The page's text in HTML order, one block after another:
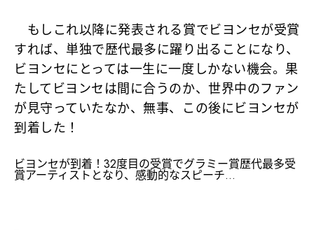
もしこれ以降に発表される賞でビヨンセが受賞
すれば、単独で歴代最多に躍り出ることになり、
ビヨンセにとっては一生に一度しかない機会。果
たしてビヨンセは間に合うのか、世界中のファン
が見守っていたなか、無事、この後にビヨンセが
到着した！
ビヨンセが到着！32度目の受賞でグラミー賞歴代最多受
賞アーティストとなり、感動的なスピーチ…